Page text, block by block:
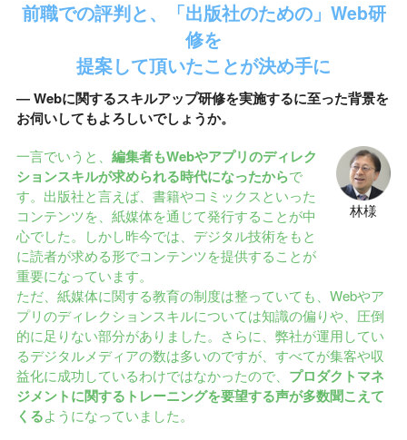
前職での評判と、「出版社のための」Web研
修を
提案して頂いたことが決め手に
― Webに関するスキルアップ研修を実施するに至った背景を
お伺いしてもよろしいでしょうか。
林様
一言でいうと、 編集者もWebやアプリのディレク
ションスキルが求められる時代になったからで
す。出版社と言えば、書籍やコミックスといった
コンテンツを、紙媒体を通じて発行することが中
心でした。しかし昨今では、デジタル技術をもと
に読者が求める形でコンテンツを提供することが
重要になっています。
ただ、紙媒体に関する教育の制度は整っていても、Webやア
プリのディレクションスキルについては知識の偏りや、圧倒
的に足りない部分がありました。さらに、弊社が運用してい
るデジタルメディアの数は多いのですが、すべてが集客や収
益化に成功しているわけではなかったので、 プロダクトマネ
ジメントに関するトレーニングを要望する声が多数聞こえて
くるようになっていました。